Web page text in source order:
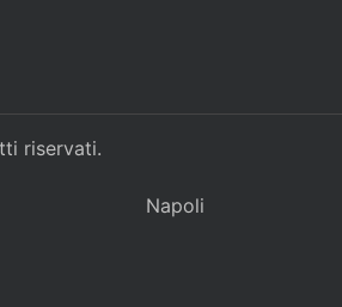
riservati.
Napoli